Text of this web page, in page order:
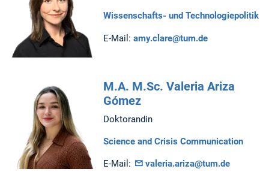
Wissenschafts- und Technologiepolitik
E-Mail: amy.clare@tum.de
M.A. M.Sc. Valeria Ariza
Gómez
Doktorandin
Science and Crisis Communication
E-Mail: valeria.ariza@tum.de